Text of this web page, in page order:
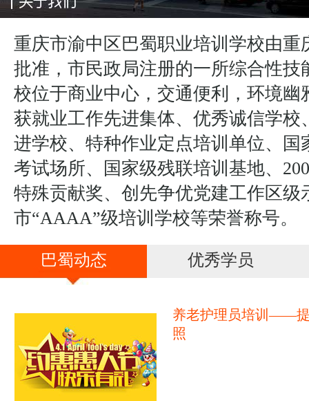
重庆市渝中区巴蜀职业培训学校由重
批准，市民政局注册的一所综合性技
校位于商业中心，交通便利，环境幽
获就业工作先进集体、优秀诚信学校
进学校、特种作业定点培训单位、国
考试场所、国家级残联培训基地、
特殊贡献奖、创先争优党建工作区级
市“AAAA”级培训学校等荣誉称号。
巴蜀动态 优秀学员
养老护理员培训——
照